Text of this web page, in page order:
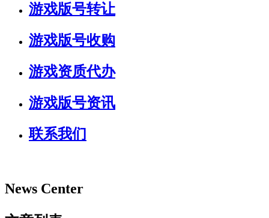
游戏版号转让
游戏版号收购
游戏资质代办
游戏版号资讯
联系我们
News Center